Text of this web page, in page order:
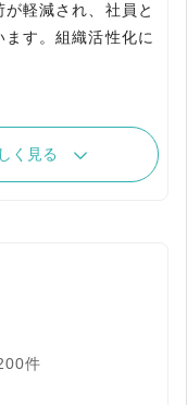
軽減され、社員と
す。組織活性化に
く見る
件